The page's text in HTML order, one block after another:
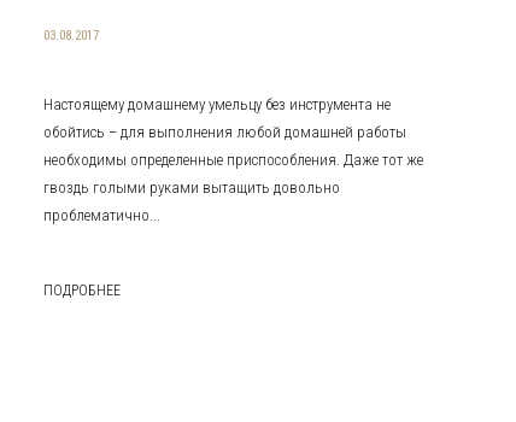
03.08.2017
Настоящему домашнему умельцу без инструмента не
обойтись – для выполнения любой домашней работы
необходимы определенные приспособления. Даже тот же
гвоздь голыми руками вытащить довольно
проблематично...
ПОДРОБНЕЕ